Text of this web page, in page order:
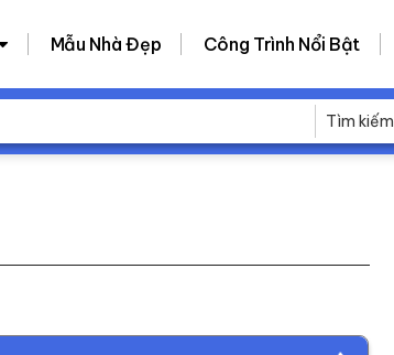
Mẫu Nhà Đẹp Công Trình Nổi Bật